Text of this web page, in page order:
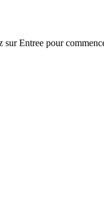
Entree pour